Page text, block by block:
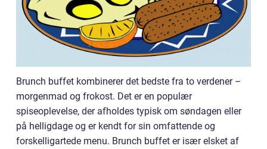
Brunch buffet kombinerer det bedste fra to verdener –
morgenmad og frokost. Det er en populær
spiseoplevelse, der afholdes typisk om søndagen eller
på helligdage og er kendt for sin omfattende og
forskelligartede menu. Brunch buffet er især elsket af